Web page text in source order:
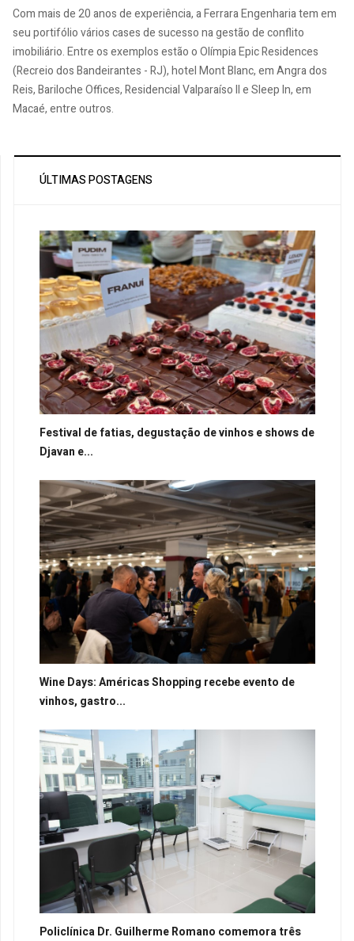
Com mais de 20 anos de experiência, a Ferrara Engenharia tem em
seu portifólio vários cases de sucesso na gestão de conflito
imobiliário. Entre os exemplos estão o Olímpia Epic Residences
(Recreio dos Bandeirantes - RJ), hotel Mont Blanc, em Angra dos
Reis, Bariloche Offices, Residencial Valparaíso II e Sleep In, em
Macaé, entre outros.
ÚLTIMAS POSTAGENS
Festival de fatias, degustação de vinhos e shows de
Djavan e...
Wine Days: Américas Shopping recebe evento de
vinhos, gastro...
Policlínica Dr. Guilherme Romano comemora três